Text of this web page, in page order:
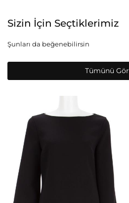
Sizin İçin Seçtiklerimiz
Şunları da beğenebilirsin
Tümünü Gör